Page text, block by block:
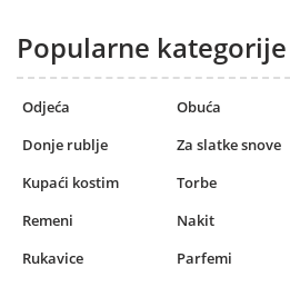
Popularne kategorije
Odjeća Obuća
Donje rublje
Za slatke snove
Kupaći kostim
Torbe
Remeni
Nakit
Rukavice
Parfemi